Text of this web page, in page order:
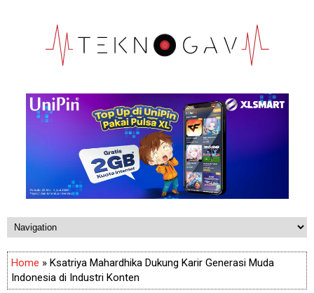
Home » Ksatriya Mahardhika Dukung Karir Generasi Muda
Indonesia di Industri Konten